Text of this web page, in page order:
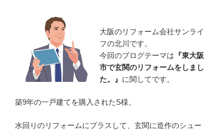
大阪のリフォーム会社サンライ
フの北川です。
今回のブログテーマは 『東大阪
市で玄関のリフォームをしまし
た。』 に関してです。
築9年の一戸建てを購入されたS様。
水回りのリフォームにプラスして、玄関に造作のシュー